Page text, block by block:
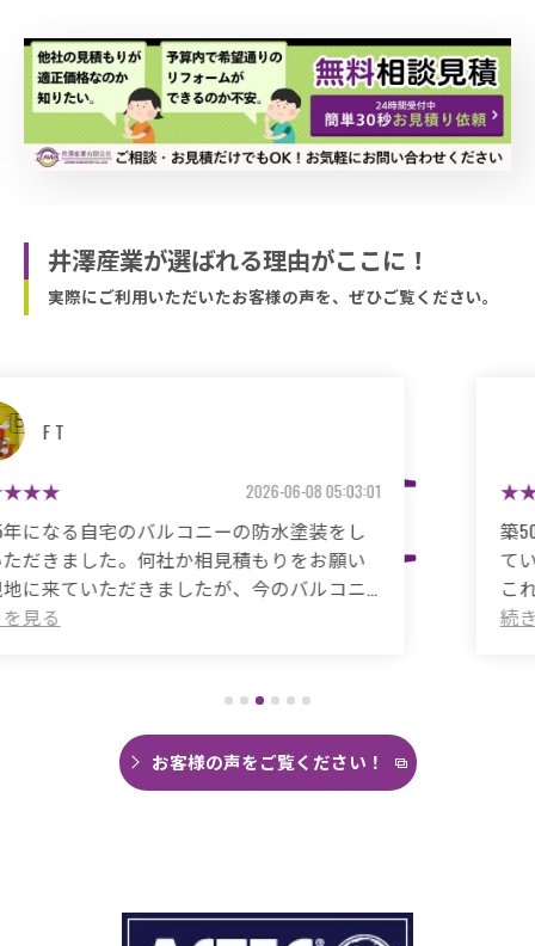
井澤産業が選ばれる理由がここに！
実際にご利用いただいたお客様の声を、ぜひご覧ください。
2026-05-26 06:48:59
築50年の自宅、20年程前から雨漏りに悩まされ
ていました。
これまで3度天井から雨漏りしてその都度雨漏り
がなく雨の日は憂鬱で仕方ありませんでした。
今回は絶対に原因を特定して修繕してほしいと
思い毎日口コミを見て井澤産業さんにたどり着
くことができました。
お客様の声をご覧ください！